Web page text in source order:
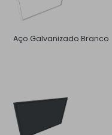
Aço Galvanizado Branco